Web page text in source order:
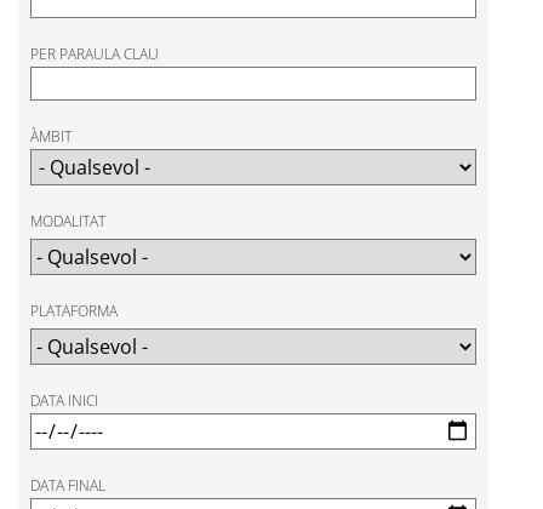
PER PARAULA CLAU
ÀMBIT
MODALITAT
PLATAFORMA
DATA INICI
DATA FINAL